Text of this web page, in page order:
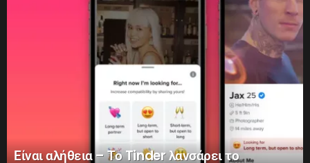
Είναι αλήθεια – Το Tinder λανσάρει το